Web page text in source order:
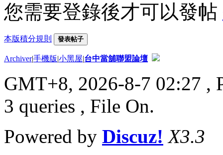
您需要登錄後才可以發帖
本版積分規則 發表帖子
Archiver|手機版|小黑屋|台中當舖聯盟論壇
GMT+8, 2026-8-7 02:27 ,
3 queries , File On.
Powered by Discuz! X3.3